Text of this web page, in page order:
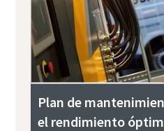
Plan de
el rendimiento